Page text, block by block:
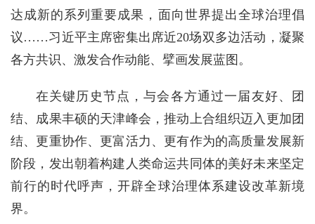
达成新的系列重要成果，面向世界提出全球治理倡
议……习近平主席密集出席近20场双多边活动，凝聚
各方共识、激发合作动能、擘画发展蓝图。
在关键历史节点，与会各方通过一届友好、团
结、成果丰硕的天津峰会，推动上合组织迈入更加团
结、更重协作、更富活力、更有作为的高质量发展新
阶段，发出朝着构建人类命运共同体的美好未来坚定
前行的时代呼声，开辟全球治理体系建设改革新境
界。